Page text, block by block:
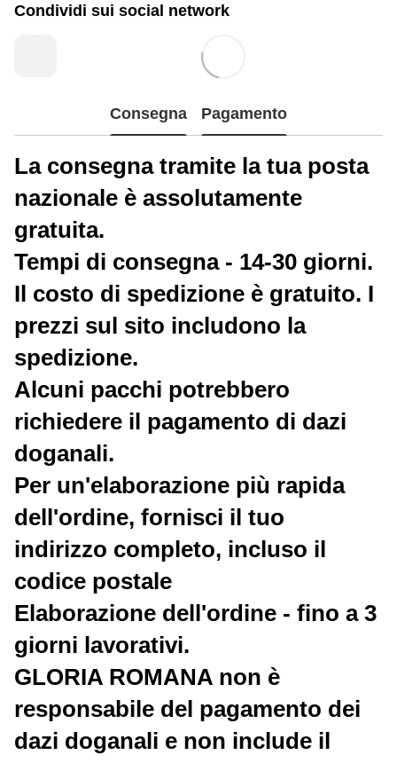
Condividi sui social network
Consegna Pagamento
La consegna tramite la tua posta
nazionale è assolutamente
gratuita.
Tempi di consegna - 14-30 giorni.
Il costo di spedizione è gratuito. I
prezzi sul sito includono la
spedizione.
Alcuni pacchi potrebbero
richiedere il pagamento di dazi
doganali.
Per un'elaborazione più rapida
dell'ordine, fornisci il tuo
indirizzo completo, incluso il
codice postale
Elaborazione dell'ordine - fino a 3
giorni lavorativi.
GLORIA ROMANA non è
responsabile del pagamento dei
dazi doganali e non include il